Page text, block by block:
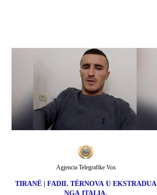
TIRANË | FADIL TËRNOVA U EKSTRADUA
NGA ITALIA.
Agjencia Telegrafike Vox